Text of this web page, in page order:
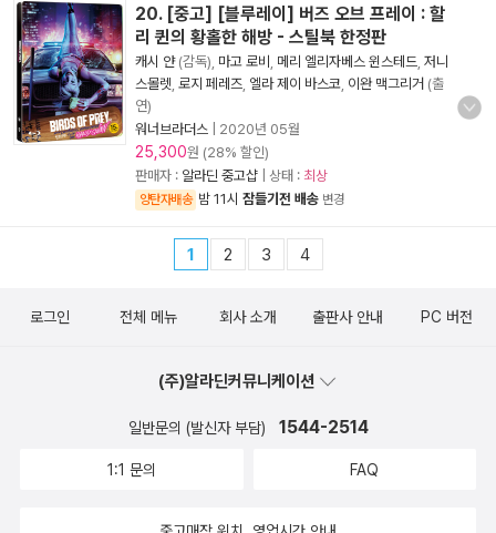
20. [중고] [블루레이] 버즈 오브 프레이 : 할
리 퀸의 황홀한 해방 - 스틸북 한정판
캐시 얀(감독), 마고 로비 메리 엘리자베스 윈스테드 저니
스몰렛 로지 페레즈 엘라 제이 바스코 이완 맥그리거 (출
연)
워너브라더스
2020년 05월
25,300원 (28% 할인)
판매자 : 알라딘 중고샵 | 상태 : 최상
양탄자배송 밤 11시 잠들기전 배송 변경
1 2 3 4
로그인 전체 메뉴 회사 소개 출판사 안내 PC 버전
(주)알라딘커뮤니케이션
일반문의 (발신자 부담) 1544-2514
1:1 문의 FAQ